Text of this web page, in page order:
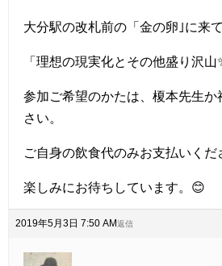
大分駅の改札前の「金の卵｣に来
「理想の現実化とその他盛り沢山
参加ご希望のかたは、榎本先生か
さい。
ご自身の飲食代のみお支払いくだ
楽しみにお待ちしています。😊
2019年5月3日 7:50 AM返信